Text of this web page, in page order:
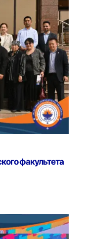
факультета